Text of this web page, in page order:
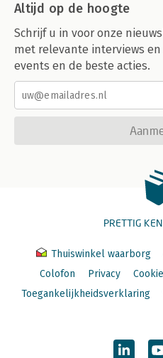
Altijd op de hoogte
Schrijf u in voor onze
met relevante interviews
events en de beste acties.
PRETTIG
Thuiswinkel waarborg
Colofon
Privacy
Toegankelijkheidsverklaring